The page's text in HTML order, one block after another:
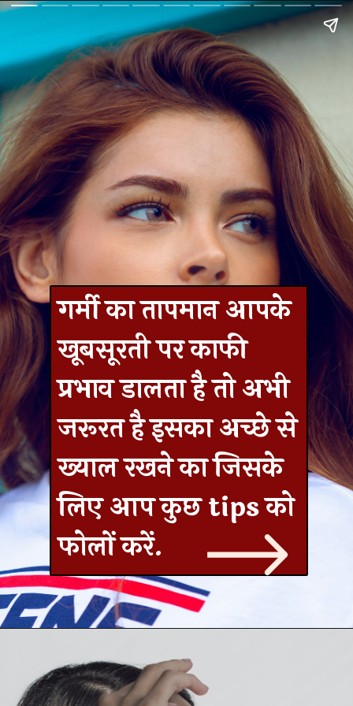
गर्मी का तापमान आपके
खूबसूरती पर काफी
प्रभाव डालता है तो अभी
जरूरत है इसका अच्छे से
ख्याल रखने का जिसके
लिए आप कुछ tips को
फोलों करें.